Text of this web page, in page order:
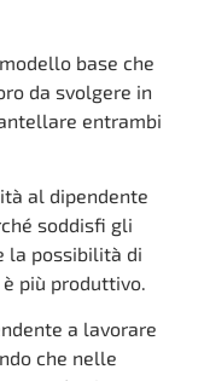
base che
da svolgere in
entrambi
al dipendente
soddisfi gli
la possibilità di
più produttivo.
a lavorare
che nelle